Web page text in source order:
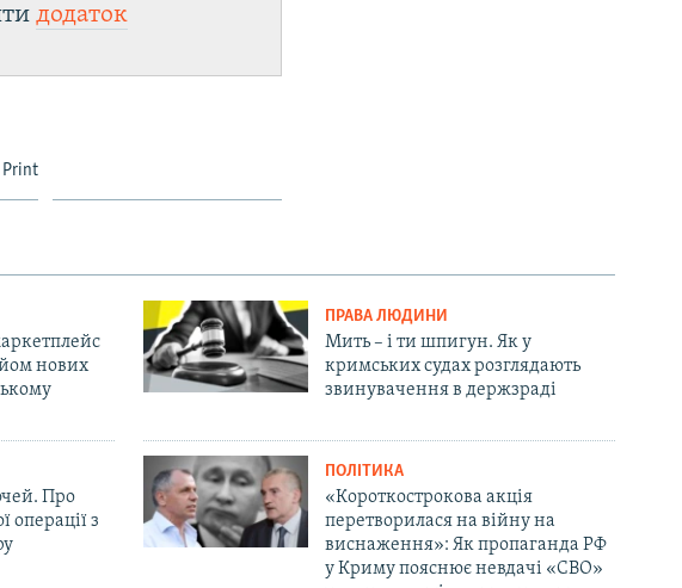
додаток
Print
нових
ПРАВА ЛЮДИНИ
Мить – і ти шпигун. Як у
кримських судах розглядають
звинувачення в держзраді
Про
операції з
ПОЛІТИКА
«Короткострокова акція
перетворилася на війну на
виснаження»: Як пропаганда РФ
у Криму пояснює невдачі «СВО»